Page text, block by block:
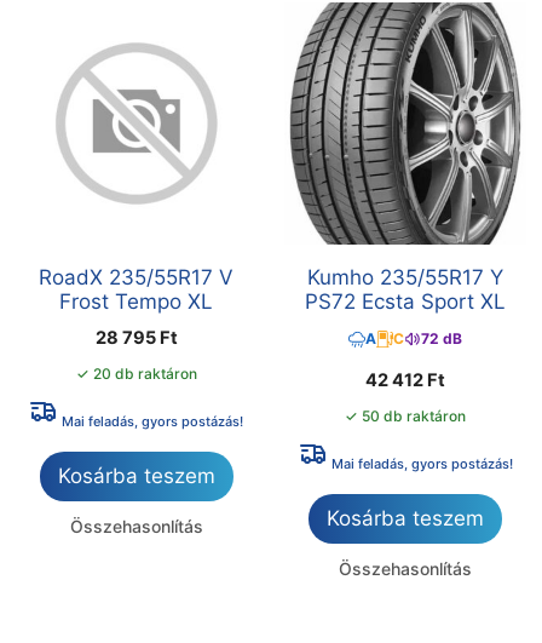
RoadX 235/55R17 V
Frost Tempo XL
28 795 Ft
✓ 20 db raktáron
Mai feladás, gyors postázás!
Kosárba teszem
Összehasonlítás
Kumho 235/55R17 Y
PS72 Ecsta Sport XL
A C 72 dB
42 412 Ft
✓ 50 db raktáron
Mai feladás, gyors postázás!
Kosárba teszem
Összehasonlítás